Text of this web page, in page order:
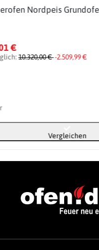
Nordpeis
€
10.320,00 €-2.509,99 €
Vergleichen